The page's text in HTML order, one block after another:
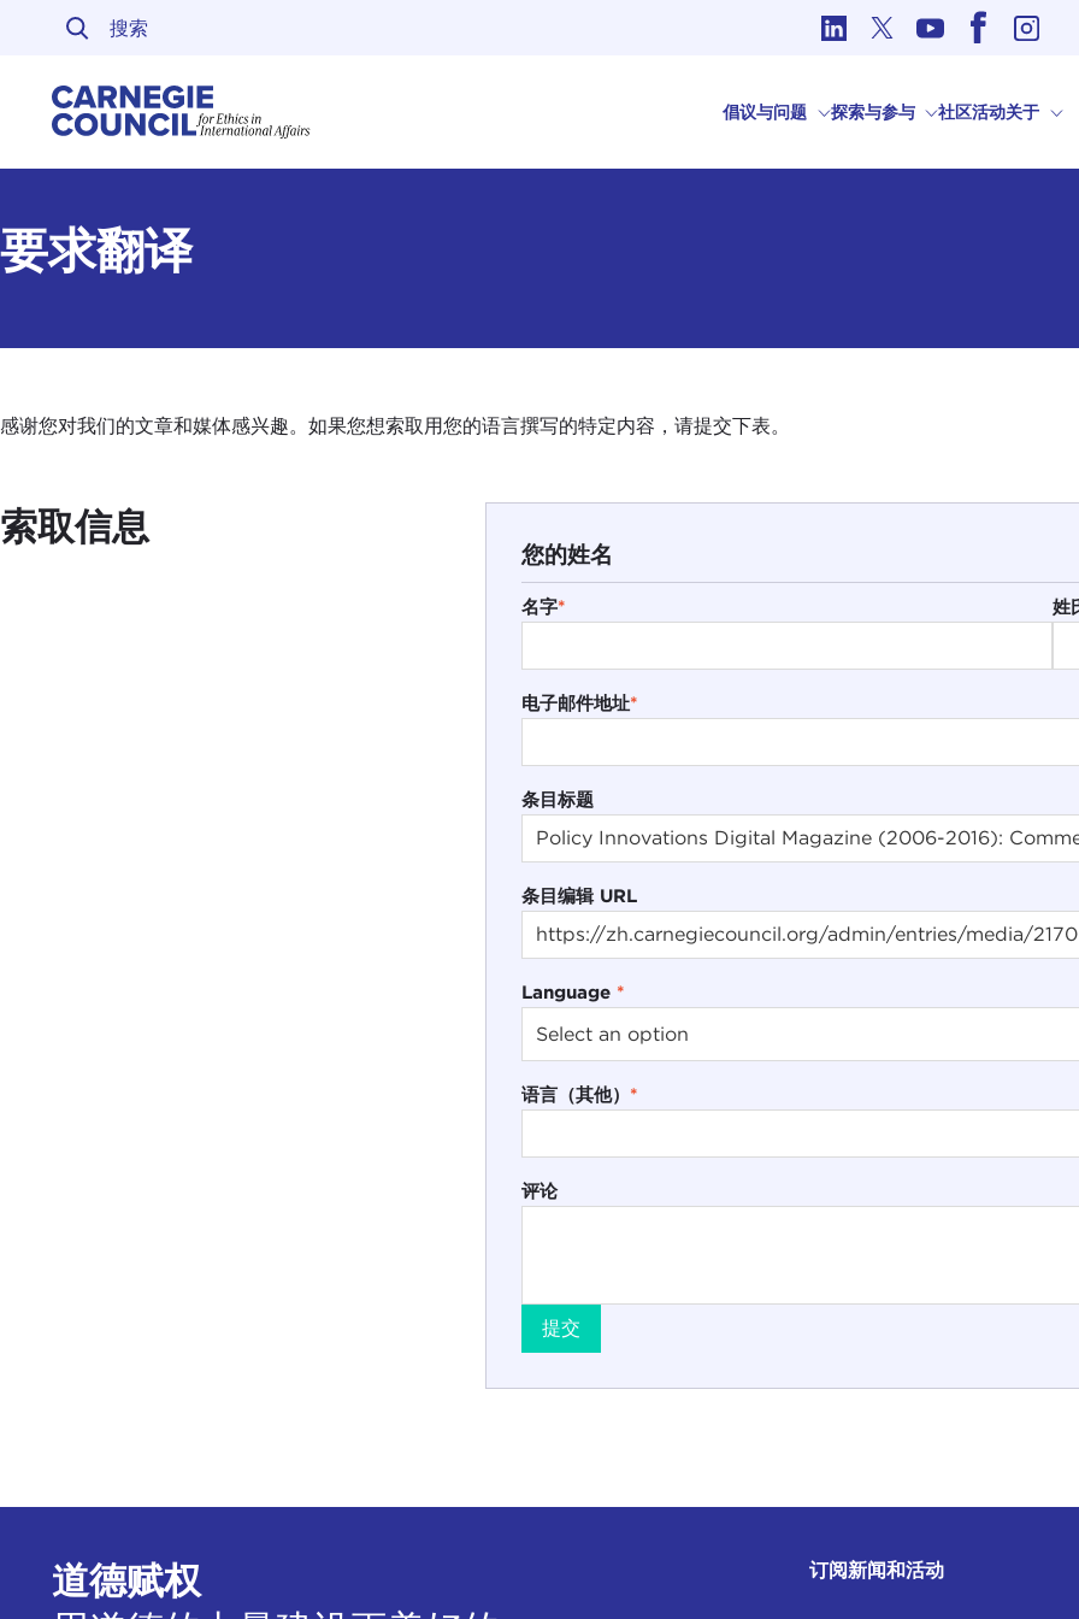
跳至内容
倡议与问题 探索与参与 社区活动关于
要求翻译
感谢您对我们的文章和媒体感兴趣。如果您想索取用您的语言撰写的特定内容，请提交下表。
索取信息
您的姓名
名字* 姓
电子邮件地址*
条目标题
条目编辑 URL
Language *
语言（其他） *
评论
提交
道德赋权
订阅新闻和活动